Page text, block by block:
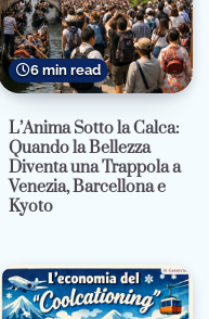
6 min read
L’Anima Sotto la Calca:
Quando la Bellezza
Diventa una Trappola a
Venezia, Barcellona e
Kyoto